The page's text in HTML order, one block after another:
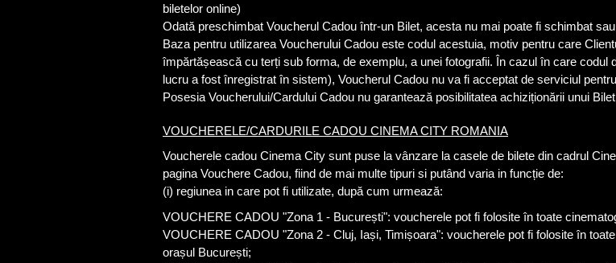
biletelor online)
Odată preschimbat Voucherul Cadou într-un Bilet, acesta nu mai poate fi schimbat
Baza pentru utilizarea Voucherului Cadou este codul acestuia, motiv pentru care
împărtășească cu terți sub forma, de exemplu, a unei fotografii. În cazul în care
lucru a fost înregistrat în sistem), Voucherul Cadou nu va fi acceptat de serviciul
Posesia Voucherului/Cardului Cadou nu garantează posibilitatea achiziționării unui
VOUCHERELE/CARDURILE CADOU CINEMA CITY ROMANIA
Voucherele cadou Cinema City sunt puse la vânzare la casele de bilete din cadrul
pagina Vouchere Cadou, fiind de mai multe tipuri si putând varia in funcție de:
(i) regiunea in care pot fi utilizate, după cum urmează:
VOUCHERE CADOU "Zona 1 - București": voucherele pot fi folosite în toate
VOUCHERE CADOU "Zona 2 - Cluj, Iași, Timișoara": voucherele pot fi folosite în
orașul București;